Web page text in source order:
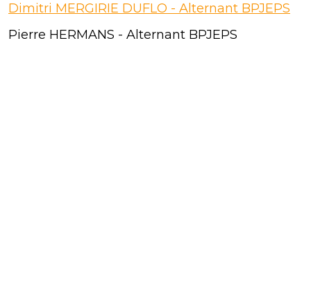
Dimitri MERGIRIE DUFLO - Alternant BPJEPS
Pierre HERMANS - Alternant BPJEPS